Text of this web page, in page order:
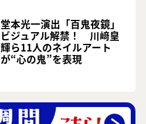
堂本光一演出「百鬼夜鏡」
ビジュアル解禁！ 川﨑皇
輝ら11人のネイルアート
が“心の鬼”を表現